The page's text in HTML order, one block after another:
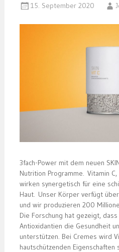
15. September 2020
3fach-Power mit dem neuen
Nutrition Programme. Vitamin
wirken synergetisch für eine
Haut. Unser Körper verfügt
und wir produzieren 200
Die Forschung hat gezeigt,
Antioxidantien die Gesundheit
unterstützen. Bei Cremes wird
hautschützenden